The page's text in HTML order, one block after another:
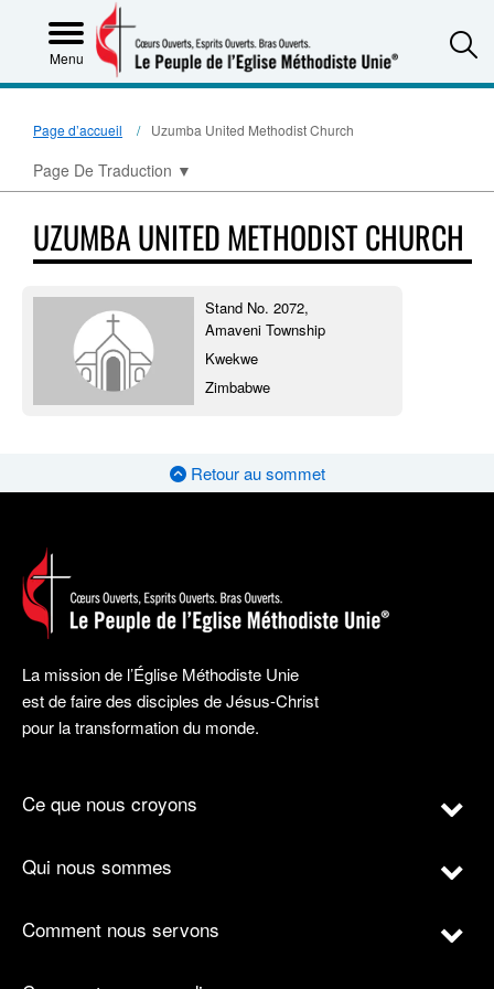
Menu
Page d’accueil Uzumba United Methodist Church
Page De Traduction ▼
UZUMBA UNITED METHODIST CHURCH
Stand No. 2072,
Amaveni Township
Kwekwe
Zimbabwe
Retour au sommet
La mission de l’Église Méthodiste Unie
est de faire des disciples de Jésus-Christ
pour la transformation du monde.
Ce que nous croyons
Qui nous sommes
Comment nous servons